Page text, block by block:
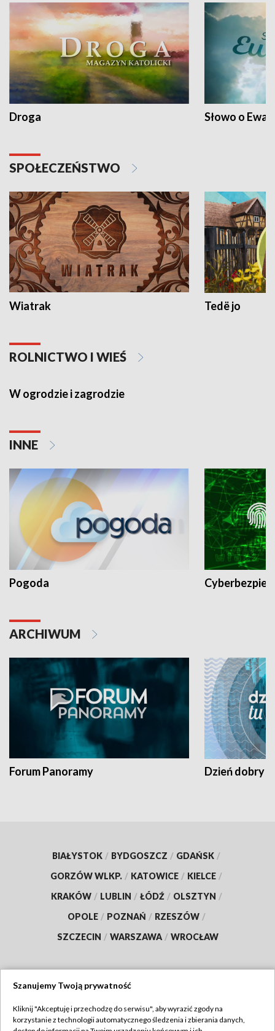
Droga Słowo o
SPOŁECZEŃSTWO
Wiatrak Tedë jo
ROLNICTWO I WIEŚ
W ogrodzie i zagrodzie
INNE
Pogoda
ARCHIWUM
Forum Panoramy Dzień dobry
BIAŁYSTOK / BYDGOSZCZ / GDAŃSK /
GORZÓW WLKP. / KATOWICE / KIELCE /
KRAKÓW / LUBLIN / ŁÓDŹ / OLSZTYN /
OPOLE / POZNAŃ / RZESZÓW /
SZCZECIN / WARSZAWA / WROCŁAW
TVP
Szanujemy Twoją prywatność
Kliknij "Akceptuję i przechodzę do serwisu", aby wyrazić zgody na
korzystanie z technologii automatycznego śledzenia i zbierania danych,